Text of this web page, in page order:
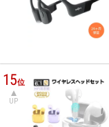
15位
UP